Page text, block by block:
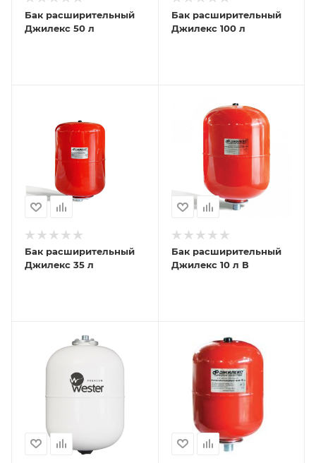
Бак расширительный
Джилекс 50 л
Бак расширительный
Джилекс 100 л
Бак расширительный
Джилекс 35 л
Бак расширительный
Джилекс 10 л В